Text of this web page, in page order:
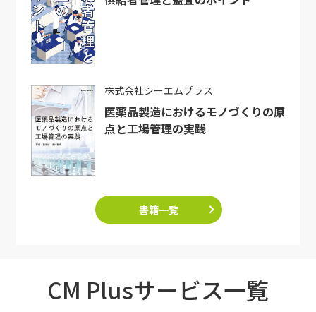
株式会社シーエムプラス
医薬品製造におけるモノづくりの原
点と工場管理の実践
書籍一覧
CM Plusサービス一覧